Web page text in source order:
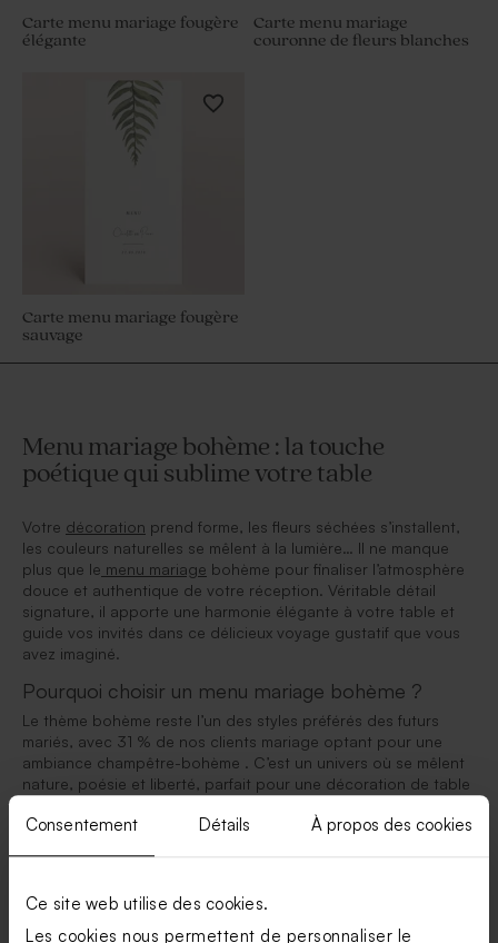
Consentement Détails À propos des cookies
Ce site web utilise des cookies.
Les cookies nous permettent de personnaliser le
Carte menu mariage fougère
élégante
Carte menu mariage
couronne de fleurs blanches
Carte menu mariage fougère
sauvage
Menu mariage bohème : la touche
poétique qui sublime votre table
Votre décoration prend forme, les fleurs séchées s’installent,
les couleurs naturelles se mêlent à la lumière… Il ne manque
plus que le menu mariage bohème pour finaliser l’atmosphère
douce et authentique de votre réception. Véritable détail
signature, il apporte une harmonie élégante à votre table et
guide vos invités dans ce délicieux voyage gustatif que vous
avez imaginé.
Pourquoi choisir un menu mariage bohème ?
Le thème bohème reste l’un des styles préférés des futurs
mariés, avec 31 % de nos clients mariage optant pour une
ambiance champêtre-bohème . C’est un univers où se mêlent
nature, poésie et liberté, parfait pour une décoration de table
Un menu mariage bohème permet de :
apporter une continuité visuelle avec votre faire-part et
votre papeterie,